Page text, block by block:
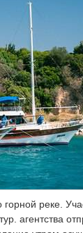
реке.
агентства